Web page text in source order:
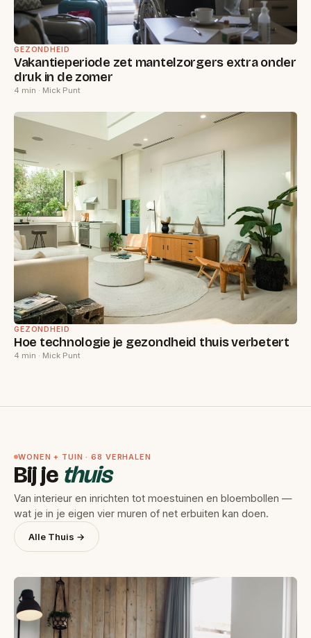
GEZONDHEID
Vakantieperiode zet mantelzorgers extra onder
druk in de zomer
4 min · Mick Punt
GEZONDHEID
Hoe technologie je gezondheid thuis verbetert
4 min · Mick Punt
WONEN + TUIN · 68 VERHALEN
Bij je thuis
Van interieur en inrichten tot moestuinen en bloembollen —
wat je in je eigen vier muren of net erbuiten kan doen.
Alle Thuis →